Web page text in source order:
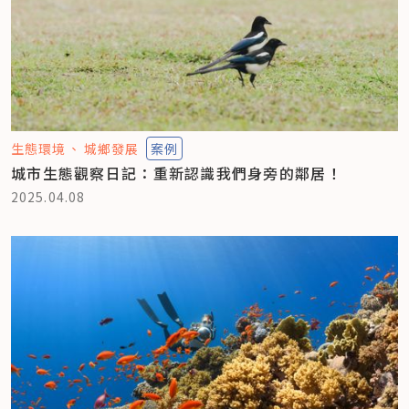
生態環境 城鄉發展 案例
城市生態觀察日記：重新認識我們身旁的鄰居！
2025.04.08